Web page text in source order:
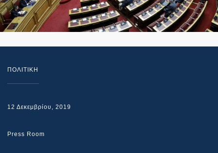
ΠΟΛΙΤΙΚΗ
12 Δεκεμβρίου, 2019
Press Room